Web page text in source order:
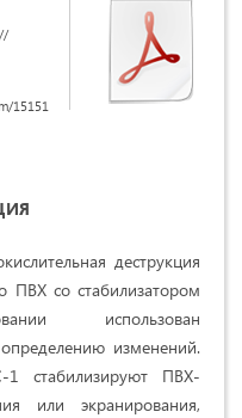
15151
деструкция
ПВХ со стабилизатором
использован
изменений.
1 стабилизируют ПВХ-
или экранирования,